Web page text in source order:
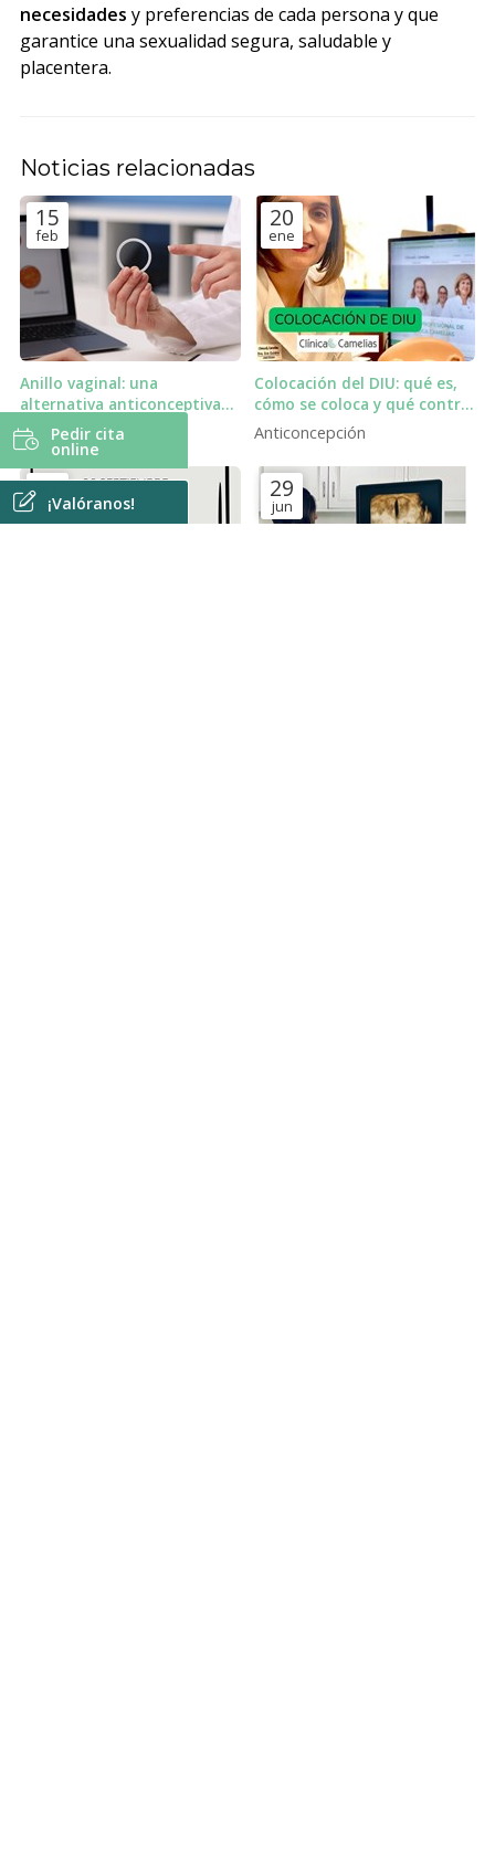
necesidades y preferencias de cada persona y que
garantice una sexualidad segura, saludable y
placentera.
Noticias relacionadas
15
feb
Anillo vaginal: una
alternativa anticonceptiva
cómoda, de baja dosis
hormonal y con buen control
del ciclo menstrual
Anticoncepción
20
ene
Colocación del DIU: qué es,
cómo se coloca y qué control
debes hacer.
Anticoncepción
25
sep
29
jun
Pedir cita
online
¡Valóranos!